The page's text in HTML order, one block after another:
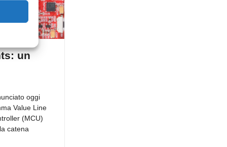
un
oggi
Value Line
(MCU)
catena